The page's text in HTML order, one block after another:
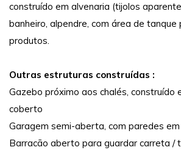
construído em alvenaria (tijolos
banheiro, alpendre, com área de tanque
produtos.
Outras estruturas construídas :
Gazebo próximo aos chalés, construído
coberto
Garagem semi-aberta, com paredes
Barracão aberto para guardar carreta /